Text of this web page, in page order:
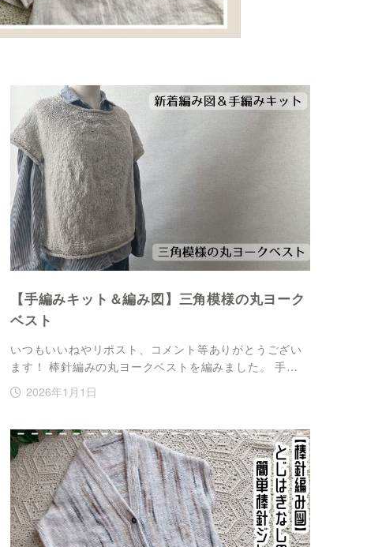
【手編みキット＆編み図】三角模様の丸ヨーク
ベスト
いつもいいねやリポスト、コメント等ありがとうござい
ます！ 棒針編みの丸ヨークベストを編みました。 手…
2026年1月1日